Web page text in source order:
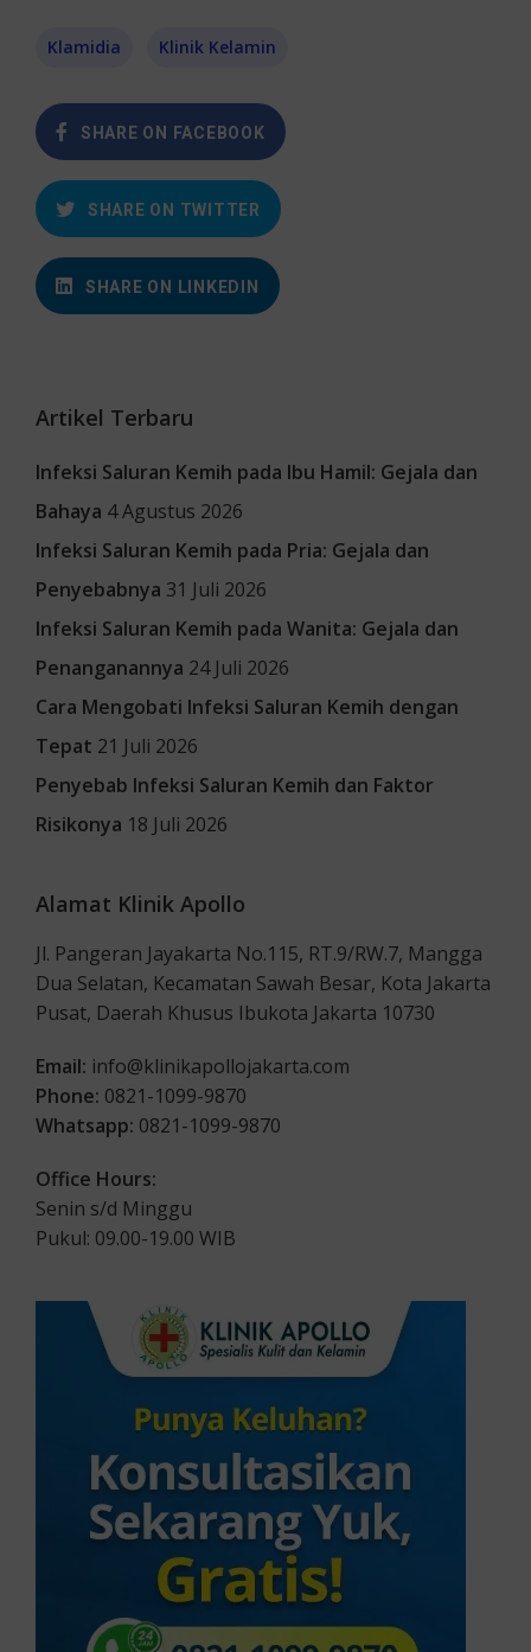
Klamidia Klinik Kelamin
SHARE ON FACEBOOK
SHARE ON TWITTER
SHARE ON LINKEDIN
Artikel Terbaru
Infeksi Saluran Kemih pada Ibu Hamil: Gejala dan
Bahaya 4 Agustus 2026
Infeksi Saluran Kemih pada Pria: Gejala dan
Penyebabnya 31 Juli 2026
Infeksi Saluran Kemih pada Wanita: Gejala dan
Penanganannya 24 Juli 2026
Cara Mengobati Infeksi Saluran Kemih dengan
Tepat 21 Juli 2026
Penyebab Infeksi Saluran Kemih dan Faktor
Risikonya 18 Juli 2026
Alamat Klinik Apollo
Jl. Pangeran Jayakarta No.115, RT.9/RW.7, Mangga
Dua Selatan, Kecamatan Sawah Besar, Kota Jakarta
Pusat, Daerah Khusus Ibukota Jakarta 10730
Email: info@klinikapollojakarta.com
Phone: 0821-1099-9870
Whatsapp: 0821-1099-9870
Office Hours:
Senin s/d Minggu
Pukul: 09.00-19.00 WIB